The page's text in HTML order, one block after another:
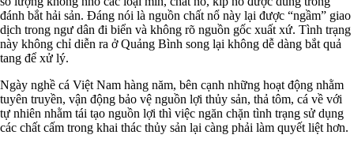
đánh bắt hải sản. Đáng nói là nguồn chất nổ này lại được “ngầm” giao
dịch trong ngư dân đi biển và không rõ nguồn gốc xuất xứ. Tình trạng
này không chỉ diễn ra ở Quảng Bình song lại không dễ dàng bắt quả
tang để xử lý.
Ngày nghề cá Việt Nam hàng năm, bên cạnh những hoạt động nhằm
tuyên truyền, vận động bảo vệ nguồn lợi thủy sản, thả tôm, cá về với
tự nhiên nhằm tái tạo nguồn lợi thì việc ngăn chặn tình trạng sử dụng
các chất cấm trong khai thác thủy sản lại càng phải làm quyết liệt hơn.